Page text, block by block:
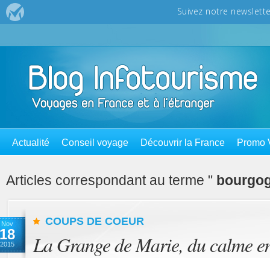
Actualité Conseil voyage Découvrir la France Promo
Articles correspondant au terme "
Nov
18
2015
COUPS DE COEUR
La Grange de Marie, du calme